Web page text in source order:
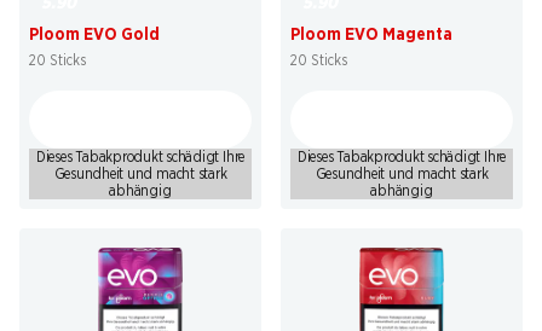
Ploom EVO Gold
20 Sticks
Dieses Tabakprodukt schädigt Ihre
Gesundheit und macht stark
abhängig
Ploom EVO Magenta
20 Sticks
Dieses Tabakprodukt schädigt Ihre
Gesundheit und macht stark
abhängig